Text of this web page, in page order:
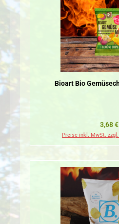
Bioart Bio
3,68 €
Preise inkl. MwSt.